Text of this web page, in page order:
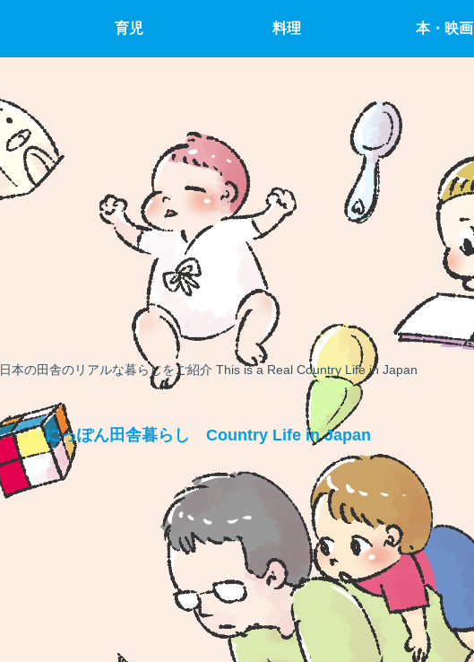
日本の田舎のリアルな暮らしをご紹介 This is a Real Country Life in Japan
にっぽん田舎暮らし Country Life in Japan
育児 料理 本・映画